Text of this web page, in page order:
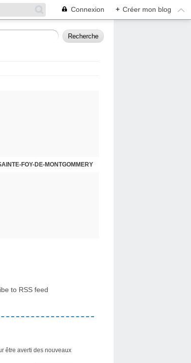
Connexion + Créer mon blog
FOY-DE-MONTGOMMERY
30 JUIN À BELLENGREVILLE
to RSS feed
être averti des nouveaux